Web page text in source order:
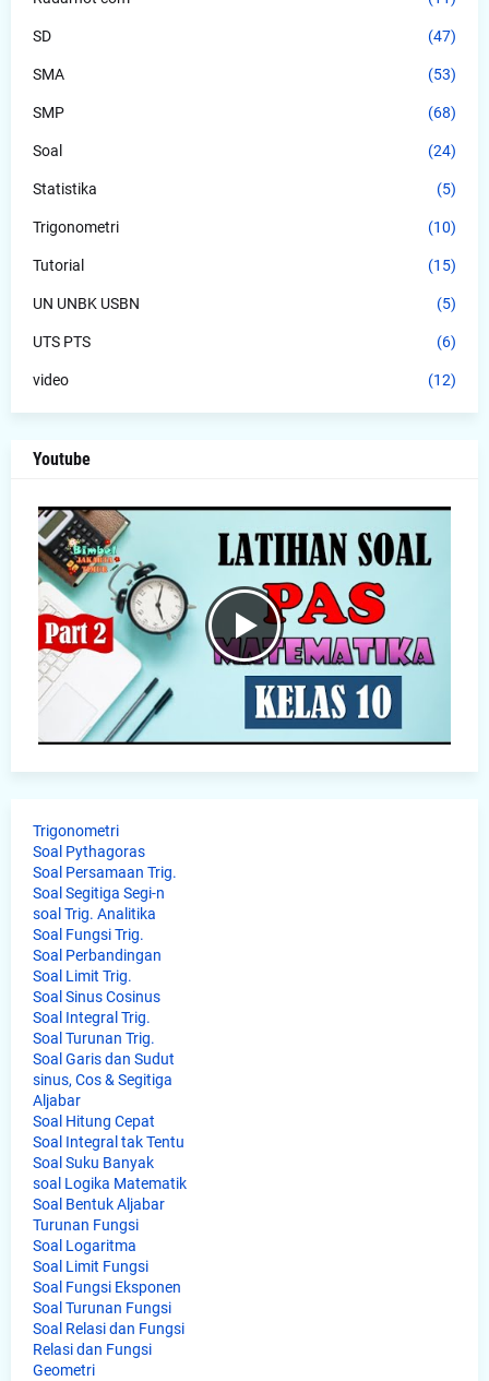
SD (47)
SMA (53)
SMP (68)
Soal (24)
Statistika (5)
Trigonometri (10)
Tutorial (15)
UN UNBK USBN (5)
UTS PTS (6)
video (12)
Youtube
Trigonometri
Soal Pythagoras
Soal Persamaan Trig.
Soal Segitiga Segi-n
soal Trig. Analitika
Soal Fungsi Trig.
Soal Perbandingan
Soal Limit Trig.
Soal Sinus Cosinus
Soal Integral Trig.
Soal Turunan Trig.
Soal Garis dan Sudut
sinus, Cos & Segitiga
Aljabar
Soal Hitung Cepat
Soal Integral tak Tentu
Soal Suku Banyak
soal Logika Matematik
Soal Bentuk Aljabar
Turunan Fungsi
Soal Logaritma
Soal Limit Fungsi
Soal Fungsi Eksponen
Soal Turunan Fungsi
Soal Relasi dan Fungsi
Relasi dan Fungsi
Geometri